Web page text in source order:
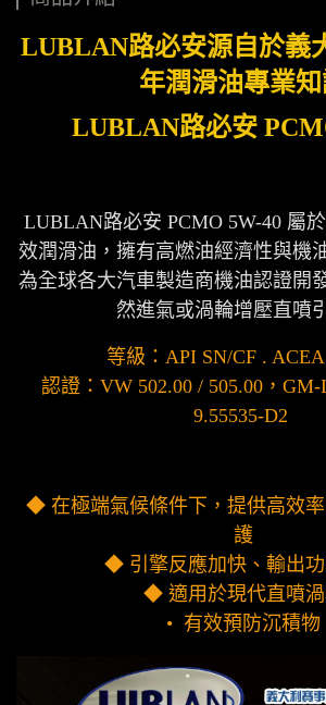
LUBLAN路必安源自於義
年潤滑油專業
LUBLAN路必安
LUBLAN路必安 PCMO 5W-40 屬
效潤滑油，擁有高燃油經濟性與機
為全球各大汽車製造商機油認證開
然進氣或渦輪增壓直噴
等級：API SN/CF .
認證：VW 502.00 / 505.00，
9.55535-D2
◆ 在極端氣候條件下，提供高效
護
◆ 引擎反應加快、輸出
◆ 適用於現代直噴
• 有效預防沉積物